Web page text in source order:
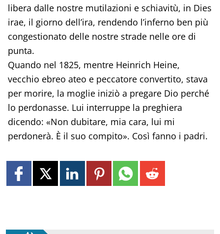
libera dalle nostre mutilazioni e schiavitù, in Dies
irae, il giorno dell’ira, rendendo l’inferno ben più
congestionato delle nostre strade nelle ore di
punta.
Quando nel 1825, mentre Heinrich Heine,
vecchio ebreo ateo e peccatore convertito, stava
per morire, la moglie iniziò a pregare Dio perché
lo perdonasse. Lui interruppe la preghiera
dicendo: «Non dubitare, mia cara, lui mi
perdonerà. È il suo compito». Così fanno i padri.